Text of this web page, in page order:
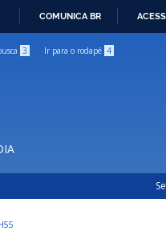
COMUNICA BR
3 Ir para o rodapé 4